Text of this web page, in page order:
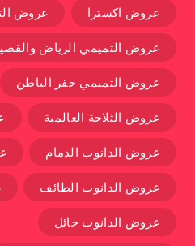
عروض اكسترا عروض
عروض التميمي الرياض
عروض التميمي حفر الباطن
عروض الثلاجة العالمية
عروض الدانوب الدمام
عروض الدانوب الطائف
عروض الدانوب حائل